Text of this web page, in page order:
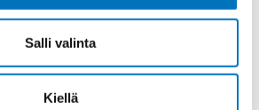
Salli valinta
Kiellä
Ohjauskaapeli ÖPVC-JZ 7G4